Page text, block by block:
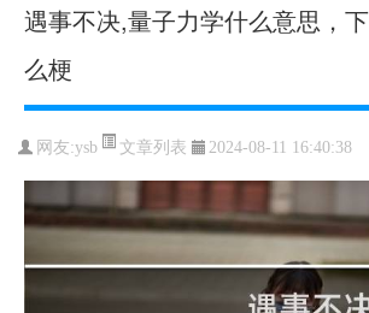
遇事不决,量子力学什么意思，
么梗
网友:ysb 文章列表 2024-08-11 16:40:38